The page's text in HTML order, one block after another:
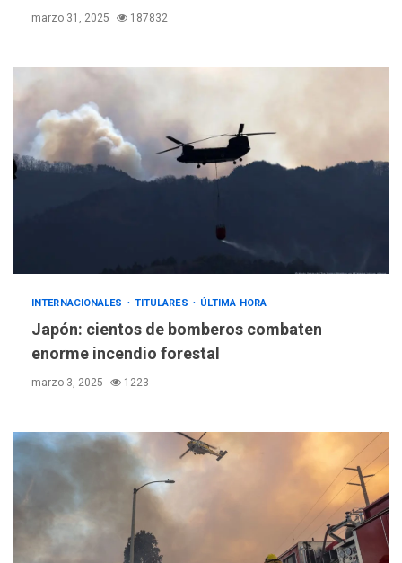
marzo 31, 2025 187832
INTERNACIONALES TITULARES ÚLTIMA HORA
Japón: cientos de bomberos combaten
enorme incendio forestal
marzo 3, 2025 1223